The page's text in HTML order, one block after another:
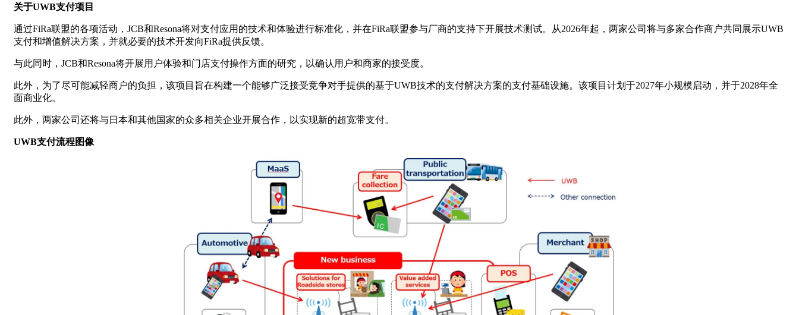
关于UWB支付项目
通过FiRa联盟的各项活动，JCB和Resona将对支付应用的技术和体验进行标准化，并在FiRa联盟参与厂商的支持下开展技术测试。从2026年起，两家公司将与多家合作商户共同展示UWB
支付和增值解决方案，并就必要的技术开发向FiRa提供反馈。
与此同时，JCB和Resona将开展用户体验和门店支付操作方面的研究，以确认用户和商家的接受度。
此外，为了尽可能减轻商户的负担，该项目旨在构建一个能够广泛接受竞争对手提供的基于UWB技术的支付解决方案的支付基础设施。该项目计划于2027年小规模启动，并于2028年全
面商业化。
此外，两家公司还将与日本和其他国家的众多相关企业开展合作，以实现新的超宽带支付。
UWB支付流程图像